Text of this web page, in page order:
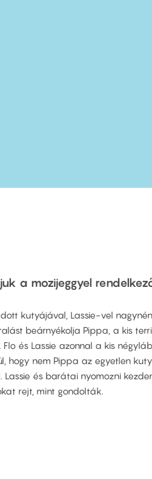
a mozijeggyel
kutyájával, Lassie-vel
beárnyékolja Pippa, a kis
és Lassie azonnal a kis
hogy nem Pippa az egyetlen
és barátai nyomozni
rejt, mint gondolták.